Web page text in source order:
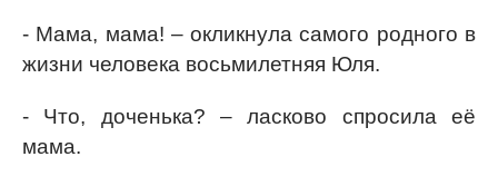
- Мама, мама! – окликнула самого родного в
жизни человека восьмилетняя Юля.
- Что, доченька? – ласково спросила её
мама.